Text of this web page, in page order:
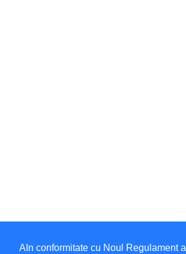
AIn conformitate cu Noul Regulament al